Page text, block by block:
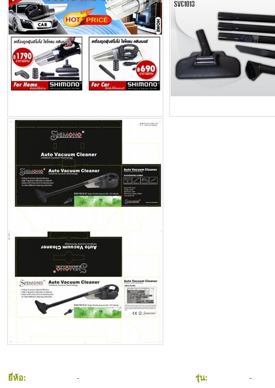
ยี่ห้อ: - รุ่น:
-